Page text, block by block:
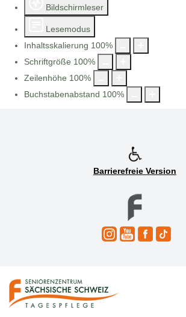
Bildschirmleser
Lesemodus
Inhaltsskalierung 100%
Schriftgröße 100%
Zeilenhöhe 100%
Buchstabenabstand 100%
Barrierefreie Version